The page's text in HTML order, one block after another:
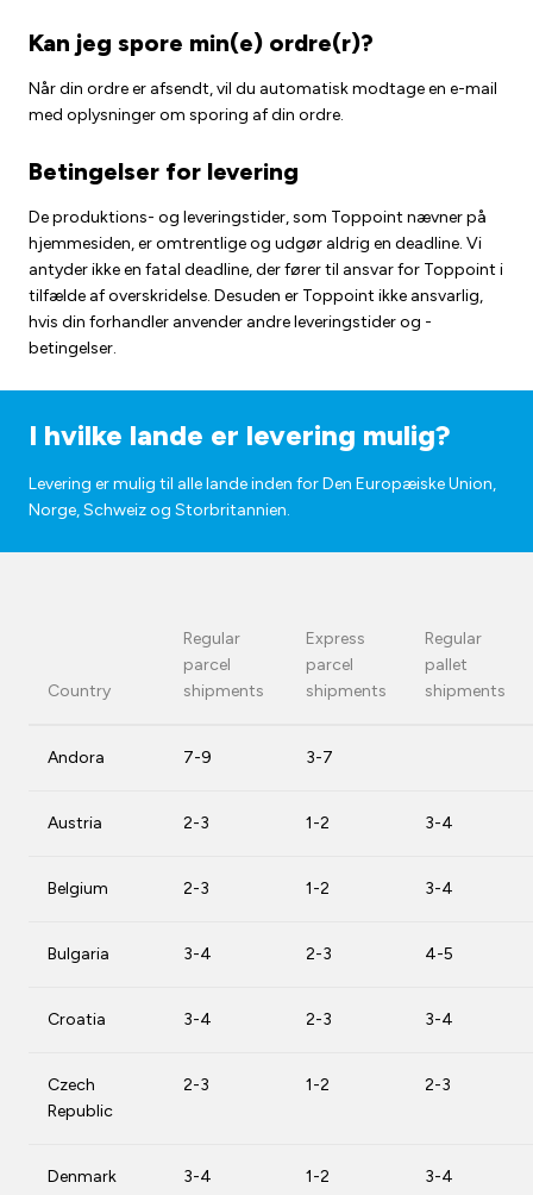
Kan jeg spore min(e) ordre(r)?
Når din ordre er afsendt, vil du automatisk modtage en e-mail
med oplysninger om sporing af din ordre.
Betingelser for levering
De produktions- og leveringstider, som Toppoint nævner på
hjemmesiden, er omtrentlige og udgør aldrig en deadline. Vi
antyder ikke en fatal deadline, der fører til ansvar for Toppoint i
tilfælde af overskridelse. Desuden er Toppoint ikke ansvarlig,
hvis din forhandler anvender andre leveringstider og -
betingelser.
I hvilke lande er levering mulig?
Levering er mulig til alle lande inden for Den Europæiske Union,
Norge, Schweiz og Storbritannien.
Country
Regular
parcel
shipments
Express
parcel
shipments
Regular
pallet
shipments
Andora 7-9 3-7
Austria 2-3 1-2 3-4
Belgium 2-3 1-2 3-4
Bulgaria 3-4 2-3 4-5
Croatia 3-4 2-3 3-4
Czech
Republic
2-3 1-2 2-3
Denmark 3-4 1-2 3-4